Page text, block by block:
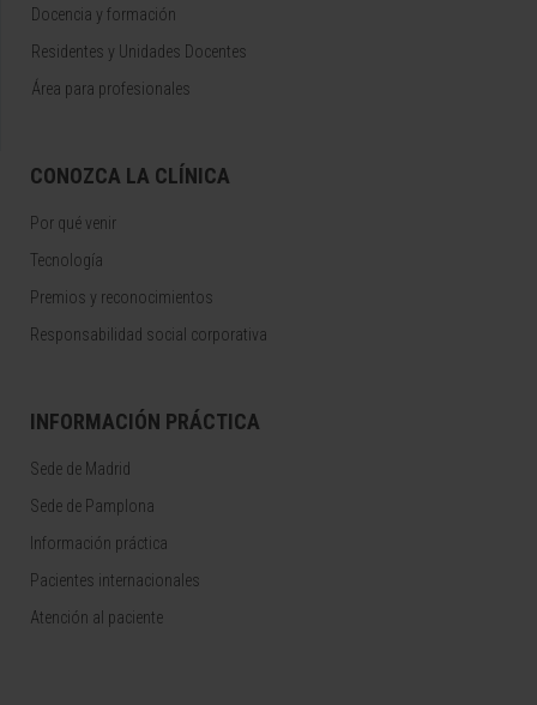
Docencia y formación
Residentes y Unidades Docentes
Área para profesionales
CONOZCA LA CLÍNICA
Por qué venir
Tecnología
Premios y reconocimientos
Responsabilidad social corporativa
INFORMACIÓN PRÁCTICA
Sede de Madrid
Sede de Pamplona
Información práctica
Pacientes internacionales
Atención al paciente